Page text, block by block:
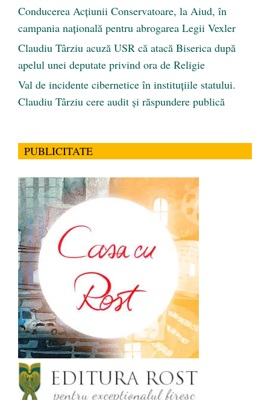
Conducerea Acțiunii Conservatoare, la Aiud, în
campania națională pentru abrogarea Legii Vexler
Claudiu Târziu acuză USR că atacă Biserica după
apelul unei deputate privind ora de Religie
Val de incidente cibernetice în instituțiile statului.
Claudiu Târziu cere audit și răspundere publică
PUBLICITATE